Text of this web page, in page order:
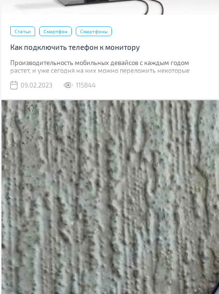
Статьи Смартфон Смартфоны
Как подключить телефон к монитору
Производительность мобильных девайсов с каждым годом
растет, и уже сегодня на них можно переложить некоторые
09.02.2023
115844